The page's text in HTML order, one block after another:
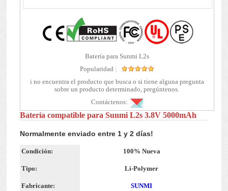
Batería para Sunmi L2s
Popularidad :
i no encuentra el producto que busca o si tiene alguna pregunta
sobre un producto determinado, pregúntenos.
Contáctenos:
Batería compatible para Sunmi L2s 3.8V 5000mAh
Normalmente enviado entre 1 y 2 días!
Condición: 100% Nueva
Tipo: Li-Polymer
Fabricante: SUNMI